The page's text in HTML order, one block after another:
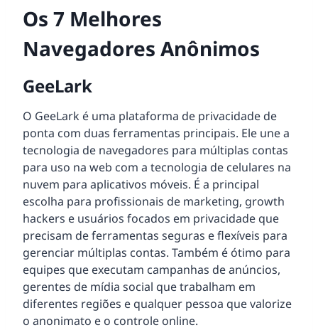
Os 7 Melhores
Navegadores Anônimos
GeeLark
O GeeLark é uma plataforma de privacidade de
ponta com duas ferramentas principais. Ele une a
tecnologia de navegadores para múltiplas contas
para uso na web com a tecnologia de celulares na
nuvem para aplicativos móveis. É a principal
escolha para profissionais de marketing, growth
hackers e usuários focados em privacidade que
precisam de ferramentas seguras e flexíveis para
gerenciar múltiplas contas. Também é ótimo para
equipes que executam campanhas de anúncios,
gerentes de mídia social que trabalham em
diferentes regiões e qualquer pessoa que valorize
o anonimato e o controle online.